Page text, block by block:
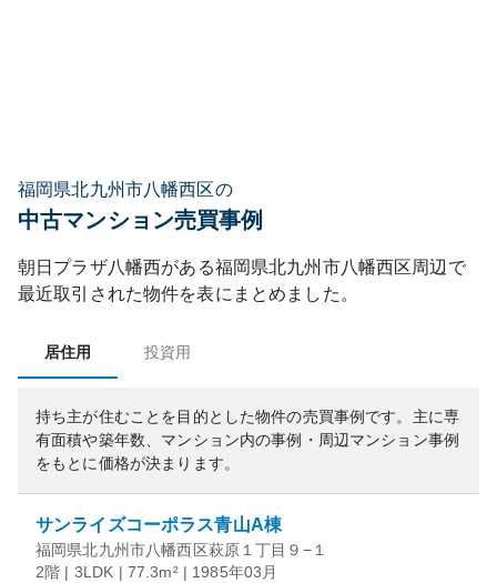
福岡県北九州市八幡西区の
中古マンション売買事例
朝日プラザ八幡西がある福岡県北九州市八幡西区周辺で
最近取引された物件を表にまとめました。
居住用 投資用
持ち主が住むことを目的とした物件の売買事例です。 主に専
有面積や築年数、マンション内の事例・周辺マンション事例
をもとに価格が決まります。
サンライズコーポラス青山A棟
福岡県北九州市八幡西区萩原１丁目９−１
2階 | 3LDK | 77.3m² | 1985年03月